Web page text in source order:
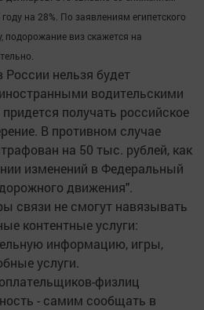
на 28%. По заявлениям египетского
виз скажется на
нельзя будет
водительскими
получать российское
В противном случае
на 50 тыс. рублей, как
изменений в Федеральный
движения".
связи не смогут навязывать
контентные услуги:
информацию, игры,
услуги.
физлиц
- самим сообщать в